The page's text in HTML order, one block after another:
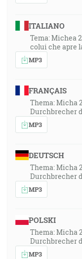
ITALIANO
Tema: Michea
colui che apre
MP3
FRANÇAIS
Thema: Micha
Durchbrecher
MP3
DEUTSCH
Thema: Micha
Durchbrecher
MP3
POLSKI
Thema: Micha
Durchbrecher
MP3